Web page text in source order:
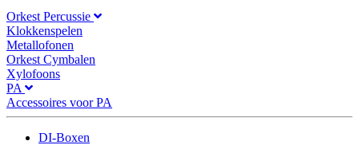
Orkest Percussie
Klokkenspelen
Metallofonen
Orkest Cymbalen
Xylofoons
PA
Accessoires voor PA
DI-Boxen